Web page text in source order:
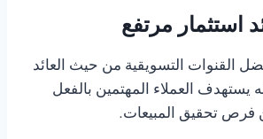
القنوات التسويقية من حيث العائد
يستهدف العملاء المهتمين بالفعل
فرص تحقيق المبيعات.